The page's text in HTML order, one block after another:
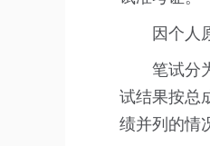
因个人
笔试分
试结果按总
绩并列的情